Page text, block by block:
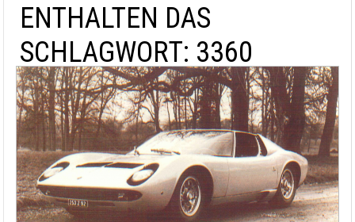
ENTHALTEN DAS
SCHLAGWORT: 3360